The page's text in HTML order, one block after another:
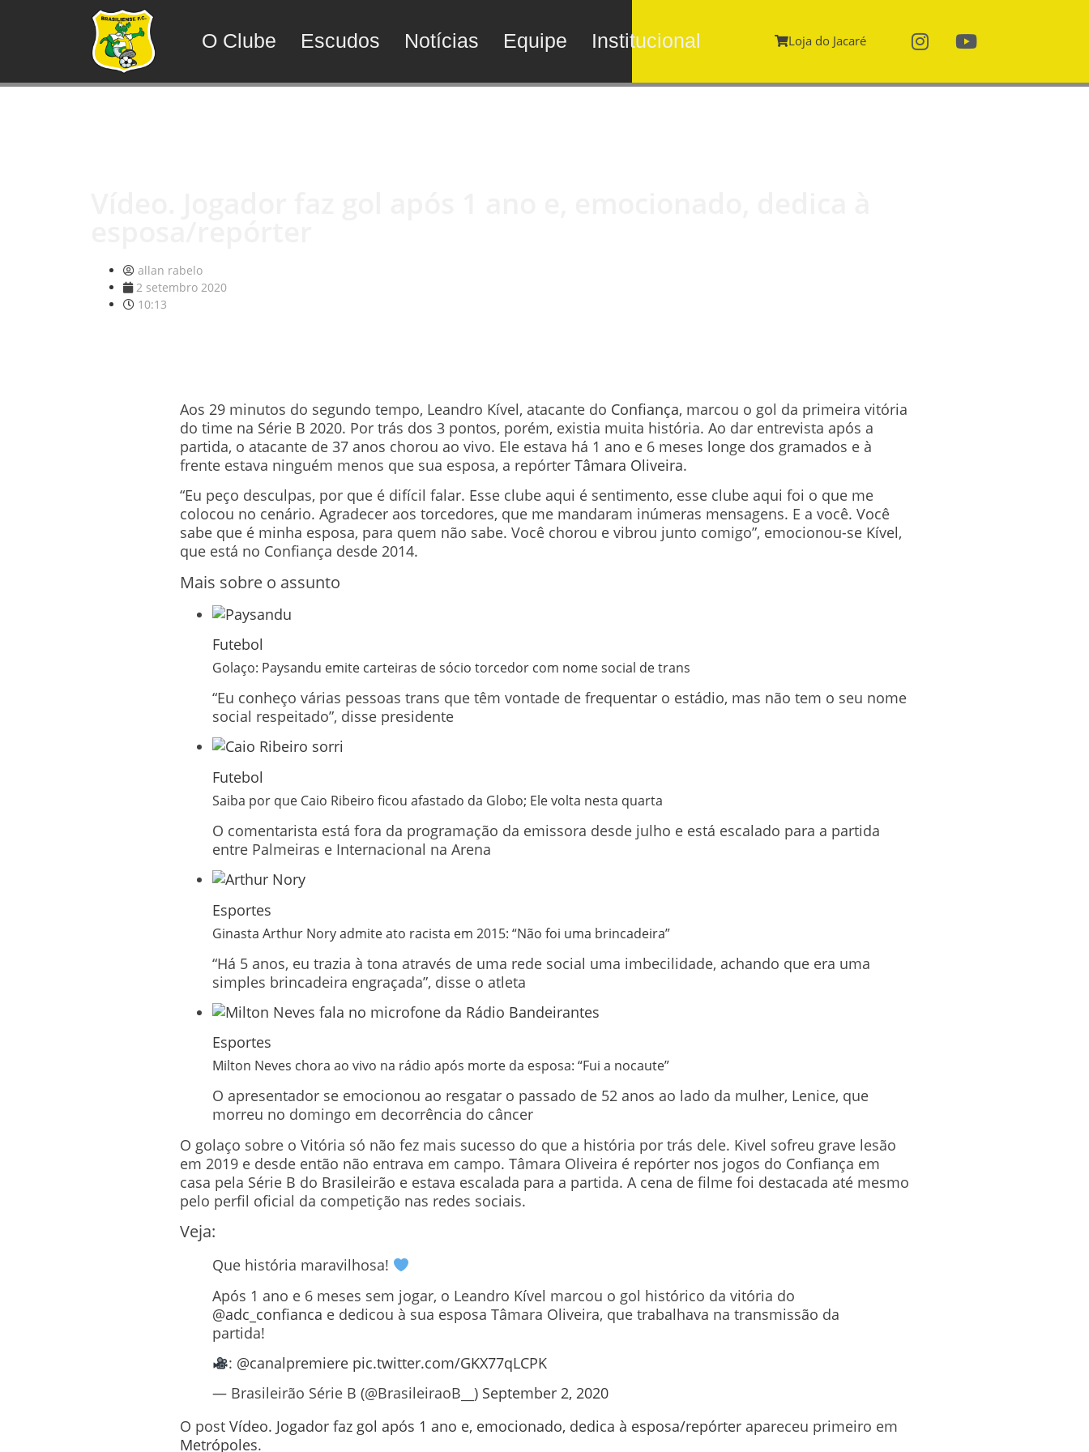
O Clube Escudos Notícias Equipe Institucional Loja do Jacaré
allan rabelo
2 setembro 2020
10:13
Aos 29 minutos do segundo tempo, Leandro Kível, atacante do Confiança, marcou o gol da primeira vitória
do time na Série B 2020. Por trás dos 3 pontos, porém, existia muita história. Ao dar entrevista após a
partida, o atacante de 37 anos chorou ao vivo. Ele estava há 1 ano e 6 meses longe dos gramados e à
frente estava ninguém menos que sua esposa, a repórter Tâmara Oliveira.
“Eu peço desculpas, por que é difícil falar. Esse clube aqui é sentimento, esse clube aqui foi o que me
colocou no cenário. Agradecer aos torcedores, que me mandaram inúmeras mensagens. E a você. Você
sabe que é minha esposa, para quem não sabe. Você chorou e vibrou junto comigo”, emocionou-se Kível,
que está no Confiança desde 2014.
Mais sobre o assunto
Futebol
Golaço: Paysandu emite carteiras de sócio torcedor com nome social de trans
“Eu conheço várias pessoas trans que têm vontade de frequentar o estádio, mas não tem o seu nome
social respeitado”, disse presidente
Futebol
Saiba por que Caio Ribeiro ficou afastado da Globo; Ele volta nesta quarta
O comentarista está fora da programação da emissora desde julho e está escalado para a partida
entre Palmeiras e Internacional na Arena
Esportes
Ginasta Arthur Nory admite ato racista em 2015: “Não foi uma brincadeira”
“Há 5 anos, eu trazia à tona através de uma rede social uma imbecilidade, achando que era uma
simples brincadeira engraçada”, disse o atleta
Esportes
Milton Neves chora ao vivo na rádio após morte da esposa: “Fui a nocaute”
O apresentador se emocionou ao resgatar o passado de 52 anos ao lado da mulher, Lenice, que
morreu no domingo em decorrência do câncer
O golaço sobre o Vitória só não fez mais sucesso do que a história por trás dele. Kivel sofreu grave lesão
em 2019 e desde então não entrava em campo. Tâmara Oliveira é repórter nos jogos do Confiança em
casa pela Série B do Brasileirão e estava escalada para a partida. A cena de filme foi destacada até mesmo
pelo perfil oficial da competição nas redes sociais.
Veja:
Que história maravilhosa!
Após 1 ano e 6 meses sem jogar, o Leandro Kível marcou o gol histórico da vitória do
@adc_confianca e dedicou à sua esposa Tâmara Oliveira, que trabalhava na transmissão da
partida!
: @canalpremiere pic.twitter.com/GKX77qLCPK
— Brasileirão Série B (@BrasileiraoB__) September 2, 2020
O post Vídeo. Jogador faz gol após 1 ano e, emocionado, dedica à esposa/repórterapareceu primeiro em
Metrópoles.